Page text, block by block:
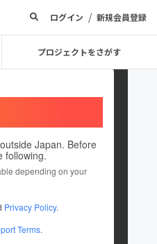
ログイン / 新規会員登録
プロジェクトをさがす
Japan. Before
following.
depending on your
Privacy Policy.
Terms.
生徒会
稿しています